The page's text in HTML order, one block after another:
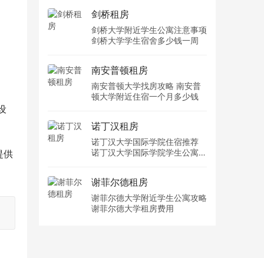
供
剑桥租房
剑桥大学附近学生公寓注意事项
剑桥大学学生宿舍多少钱一周
南安普顿租房
南安普顿大学找房攻略 南安普
顿大学附近住宿一个月多少钱
诺丁汉租房
诺丁汉大学国际学院住宿推荐
诺丁汉大学国际学院学生公寓多
谢菲尔德租房
谢菲尔德大学附近学生公寓攻略
谢菲尔德大学租房费用